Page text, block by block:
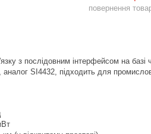
повернення
з послідовним інтерфейсом на
SI4432, підходить для